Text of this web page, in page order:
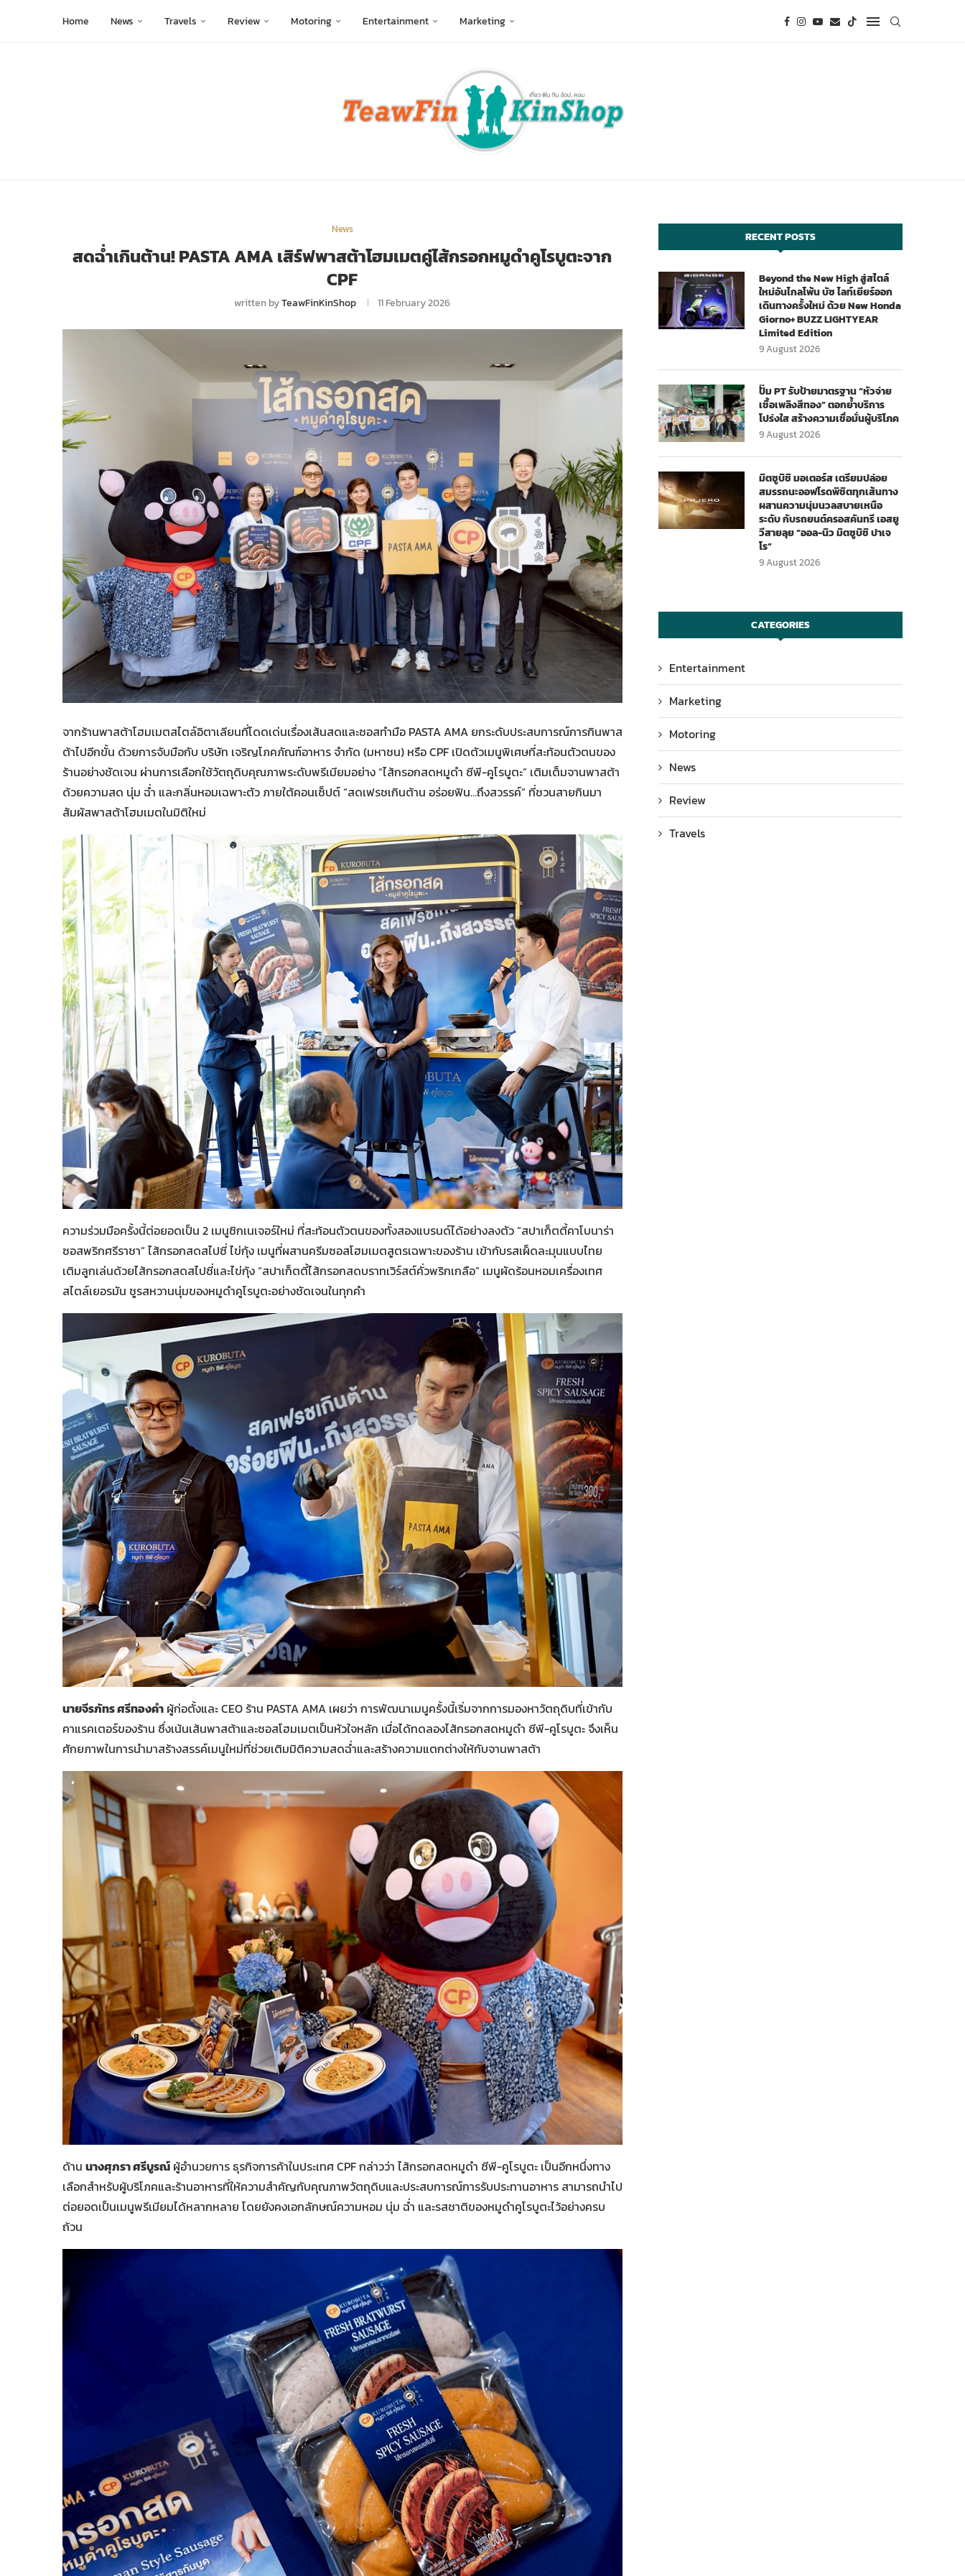
Home News Travels Review Motoring Entertainment Marketing
News
สดฉ่ำเกินต้าน! PASTA AMA เสิร์ฟพาสต้าโฮมเมตคู่ไส้กรอกหมูดำคูโรบูตะจาก
CPF
written byTeawFinKinShop 11 February 2026
จากร้านพาสต้าโฮมเมตสไตล์อิตาเลียนที่โดดเด่นเรื่องเส้นสดและซอสทำมือ PASTA AMA ยกระดับประสบการณ์การกินพาส
ต้าไปอีกขั้น ด้วยการจับมือกับ บริษัท เจริญโภคภัณฑ์อาหาร จำกัด (มหาชน) หรือ CPF เปิดตัวเมนูพิเศษที่สะท้อนตัวตนของ
ร้านอย่างชัดเจน ผ่านการเลือกใช้วัตถุดิบคุณภาพระดับพรีเมียมอย่าง “ไส้กรอกสดหมูดำ ซีพี-คูโรบูตะ” เติมเต็มจานพาสต้า
ด้วยความสด นุ่ม ฉ่ำ และกลิ่นหอมเฉพาะตัว ภายใต้คอนเซ็ปต์ “สดเฟรชเกินต้าน อร่อยฟิน…ถึงสวรรค์” ที่ชวนสายกินมา
สัมผัสพาสต้าโฮมเมตในมิติใหม่
ความร่วมมือครั้งนี้ต่อยอดเป็น 2 เมนูซิกเนเจอร์ใหม่ ที่สะท้อนตัวตนของทั้งสองแบรนด์ได้อย่างลงตัว “สปาเก็ตตี้คาโบนาร่า
ซอสพริกศรีราชา” ไส้กรอกสดสไปซี่ ไข่กุ้ง เมนูที่ผสานครีมซอสโฮมเมตสูตรเฉพาะของร้าน เข้ากับรสเผ็ดละมุนแบบไทย
เติมลูกเล่นด้วยไส้กรอกสดสไปซี่และไข่กุ้ง “สปาเก็ตตี้ไส้กรอกสดบราทเวิร์สต์คั่วพริกเกลือ” เมนูผัดร้อนหอมเครื่องเทศ
สไตล์เยอรมัน ชูรสหวานนุ่มของหมูดำคูโรบูตะอย่างชัดเจนในทุกคำ
นายจีรภัทร ศรีทองคำ ผู้ก่อตั้งและ CEO ร้าน PASTA AMA เผยว่า การพัฒนาเมนูครั้งนี้เริ่มจากการมองหาวัตถุดิบที่เข้ากับ
คาแรคเตอร์ของร้าน ซึ่งเน้นเส้นพาสต้าและซอสโฮมเมตเป็นหัวใจหลัก เมื่อได้ทดลองไส้กรอกสดหมูดำ ซีพี-คูโรบูตะ จึงเห็น
ศักยภาพในการนำมาสร้างสรรค์เมนูใหม่ที่ช่วยเติมมิติความสดฉ่ำและสร้างความแตกต่างให้กับจานพาสต้า
ด้าน นางศุภรา ศรีบูรณ์ ผู้อำนวยการ ธุรกิจการค้าในประเทศ CPF กล่าวว่า ไส้กรอกสดหมูดำ ซีพี-คูโรบูตะ เป็นอีกหนึ่งทาง
เลือกสำหรับผู้บริโภคและร้านอาหารที่ให้ความสำคัญกับคุณภาพวัตถุดิบและประสบการณ์การรับประทานอาหาร สามารถนำไป
ต่อยอดเป็นเมนูพรีเมียมได้หลากหลาย โดยยังคงเอกลักษณ์ความหอม นุ่ม ฉ่ำ และรสชาติของหมูดำคูโรบูตะไว้อย่างครบ
ถ้วน
RECENT POSTS
Beyond the New High สู่สไตล์
ใหม่อันไกลโพ้น บัซ ไลท์เยียร์ออก
เดินทางครั้งใหม่ ด้วย New Honda
Giorno+ BUZZ LIGHTYEAR
Limited Edition
9 August 2026
ปั๊ม PT รับป้ายมาตรฐาน “หัวจ่าย
เชื้อเพลิงสีทอง” ตอกย้ำบริการ
โปร่งใส สร้างความเชื่อมั่นผู้บริโภค
9 August 2026
มิตซูบิชิ มอเตอร์ส เตรียมปล่อย
สมรรถนะออฟโรดพิชิตทุกเส้นทาง
ผสานความนุ่มนวลสบายเหนือ
ระดับ กับรถยนต์ครอสคันทรี เอสยู
วีสายลุย “ออล-นิว มิตซูบิชิ ปาเจ
โร”
9 August 2026
CATEGORIES
Entertainment
Marketing
Motoring
News
Review
Travels